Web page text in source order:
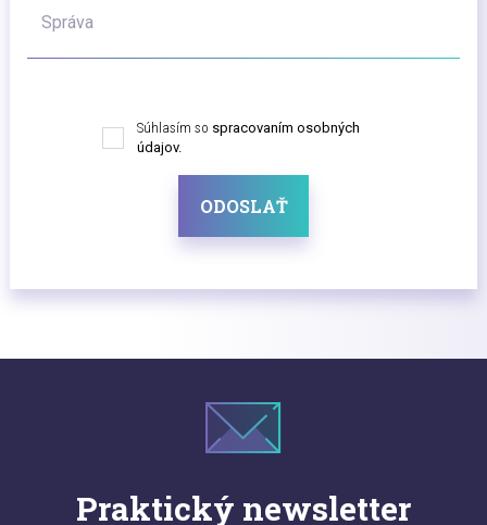
Správa
Súhlasím so spracovaním osobných
údajov.
ODOSLAŤ
Praktický newsletter